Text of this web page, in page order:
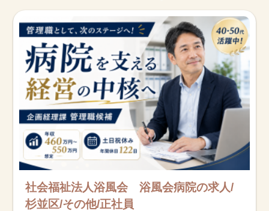
よくあるご質問
お知らせ
医療事務求人ドットコムとは
サイトの使い方
就職サポート
人材をお探しの医療機関・企業様
運営会社
社会福祉法人浴風会 浴風会病院の求人/
杉並区/その他/正社員